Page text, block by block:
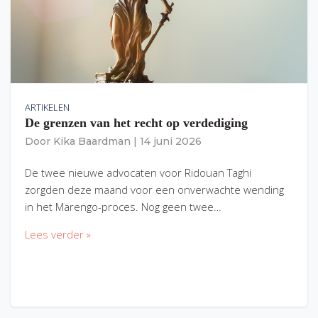
ARTIKELEN
De grenzen van het recht op verdediging
Door Kika Baardman 14 juni 2026
De twee nieuwe advocaten voor Ridouan Taghi
zorgden deze maand voor een onverwachte wending
in het Marengo-proces. Nog geen twee…
Lees verder »